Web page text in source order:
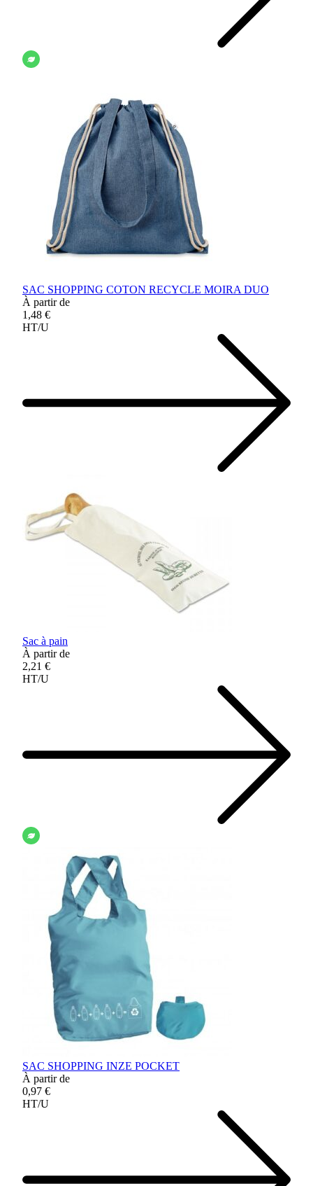
SAC SHOPPING COTON RECYCLE MOIRA DUO
À partir de
1,48 €
HT/U
Sac à pain
À partir de
2,21 €
HT/U
SAC SHOPPING INZE POCKET
À partir de
0,97 €
HT/U